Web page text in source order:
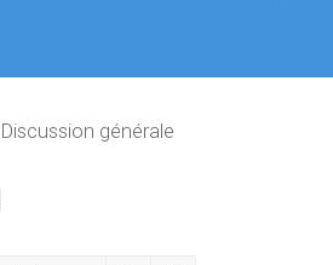
Discussion générale